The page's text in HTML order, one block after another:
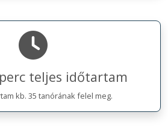
teljes időtartam
kb. 35 tanórának felel meg.